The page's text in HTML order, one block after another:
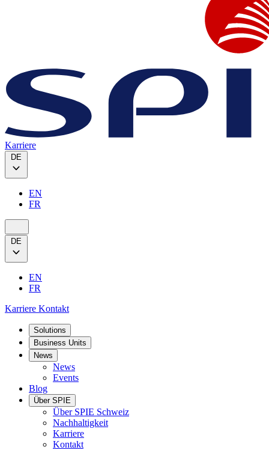
Karriere
DE
EN
FR
DE
EN
FR
Karriere Kontakt
Solutions
Business Units
News
News
Events
Blog
Über SPIE
Über SPIE Schweiz
Nachhaltigkeit
Karriere
Kontakt